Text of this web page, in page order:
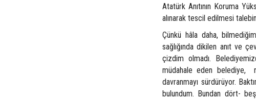
Atatürk Anıtının Koruma
alınarak tescil edilmesi
Çünkü hâla daha,
sağlığında dikilen anıt ve
çizdim olmadı.
müdahale eden belediye,
davranmayı sürdürüyor.
bulundum. Bundan dört-